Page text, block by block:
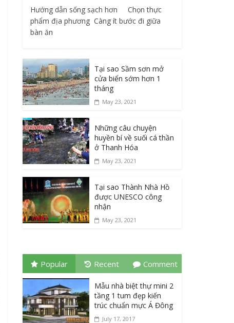
Hướng dẫn sống sạch hơn Chọn thực
phẩm địa phương ​ Càng ít bước đi giữa
bàn ăn
Tại sao Sầm sơn mở
cửa biển sớm hơn 1
tháng
May 23, 2021
Những câu chuyện
huyền bí về suối cá thần
ở Thanh Hóa
May 23, 2021
Tại sao Thành Nhà Hồ
được UNESCO công
nhận
May 23, 2021
Popular Recent Comment
Mẫu nhà biệt thự mini 2
tầng 1 tum đẹp kiến
trúc chuẩn mực Á Đông
July 17, 2017